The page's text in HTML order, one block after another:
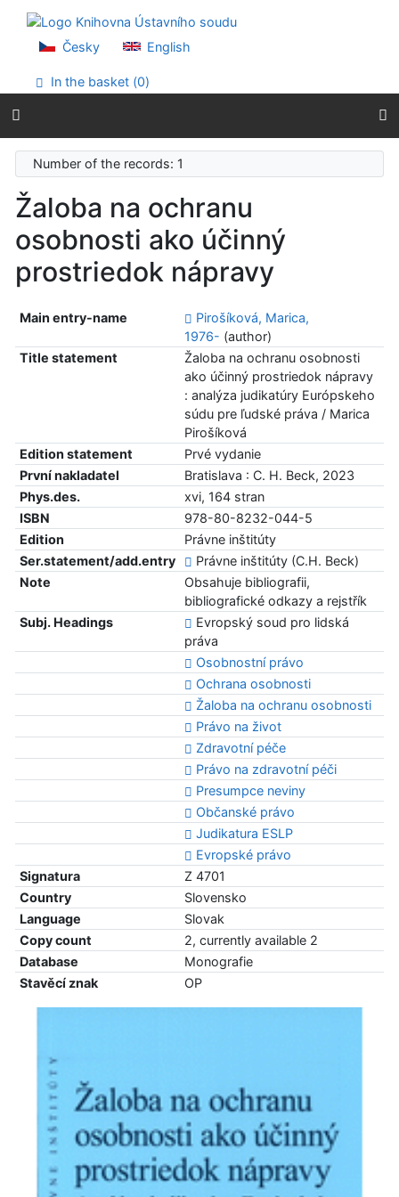
Go to menu
Accessibility declaration
Česky English
In the basket (0)
Number of the records: 1
Žaloba na ochranu
osobnosti ako účinný
prostriedok nápravy
Main entry-name
Pirošíková, Marica,
1976- (author)
Title statement
Žaloba na ochranu osobnosti
ako účinný prostriedok nápravy
: analýza judikatúry Európskeho
súdu pre ľudské práva / Marica
Pirošíková
Edition statement
Prvé vydanie
První nakladatel
Bratislava : C. H. Beck, 2023
Phys.des.
xvi, 164 stran
ISBN
978-80-8232-044-5
Edition
Právne inštitúty
Ser.statement/add.entry
Právne inštitúty (C.H. Beck)
Note
Obsahuje bibliografii,
bibliografické odkazy a rejstřík
Subj. Headings
Evropský soud pro lidská
práva
Osobnostní právo
Ochrana osobnosti
Žaloba na ochranu osobnosti
Právo na život
Zdravotní péče
Právo na zdravotní péči
Presumpce neviny
Občanské právo
Judikatura ESLP
Evropské právo
Signatura
Z 4701
Country
Slovensko
Language
Slovak
Copy count
2, currently available 2
Database
Monografie
Stavěcí znak
OP